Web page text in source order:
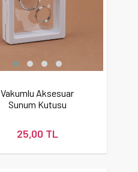
Vakumlu Aksesuar
Sunum Kutusu
25,00 TL